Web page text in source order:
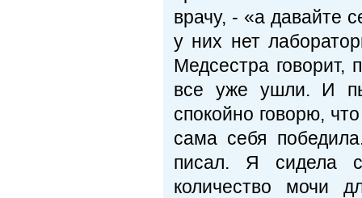
врачу, - «а давайте
у них нет
Медсестра говорит,
все уже ушли. И
спокойно говорю,
сама себя
писал. Я сидела
количество мочи